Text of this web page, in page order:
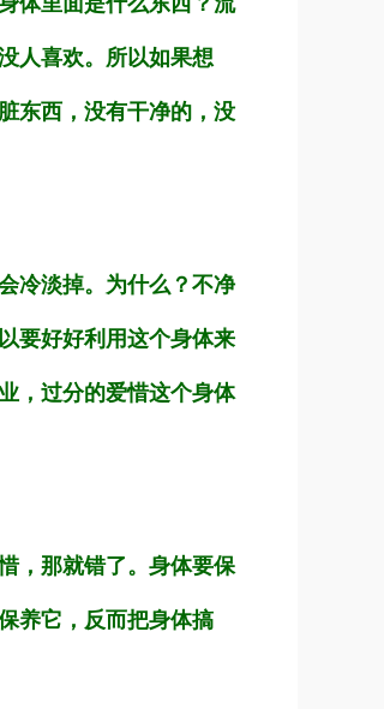
人喜欢。所以如果想
东西，没有干净的，没
冷淡掉。为什么？不净
要好好利用这个身体来
，过分的爱惜这个身体
，那就错了。身体要保
养它，反而把身体搞